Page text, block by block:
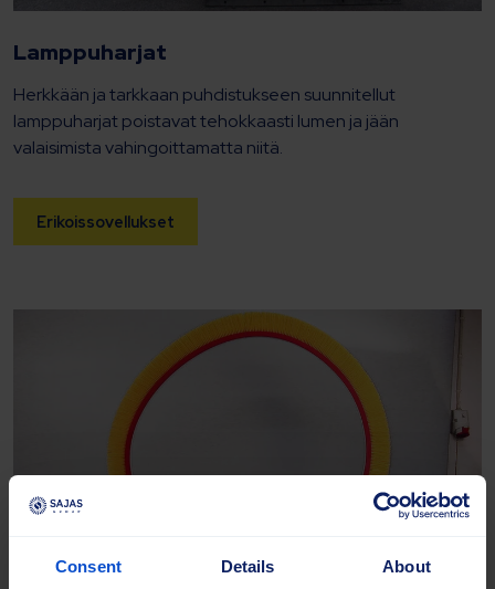
Consent Details About
Lamppuharjat
Herkkään ja tarkkaan puhdistukseen suunnitellut
lamppuharjat poistavat tehokkaasti lumen ja jään
valaisimista vahingoittamatta niitä.
Erikoissovellukset